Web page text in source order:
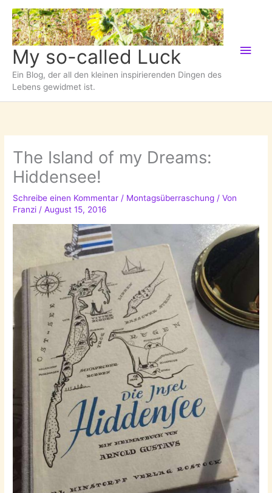
Zum
Inhalt
springen
My so-called Luck
Ein Blog, der all den kleinen inspirierenden Dingen des
Lebens gewidmet ist.
The Island of my Dreams:
Hiddensee!
Schreibe einen Kommentar / Montagsüberraschung / Von
Franzi/August 15, 2016